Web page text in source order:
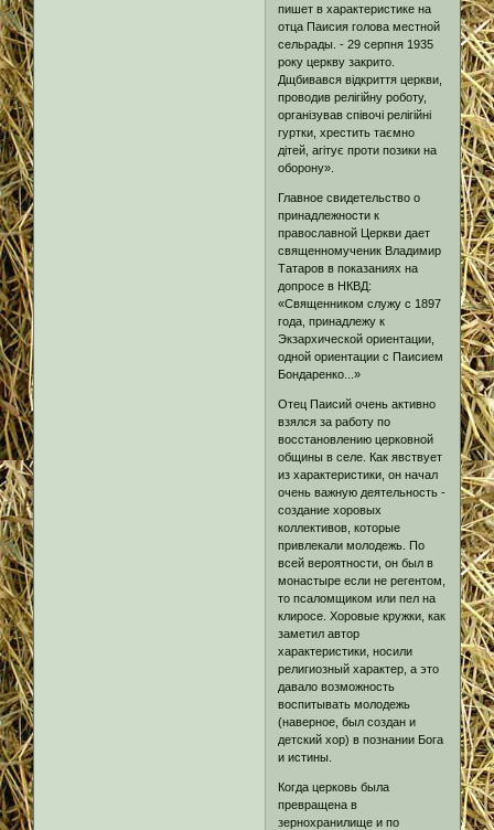
пишет в характеристике на
отца Паисия голова местной
сельрады. - 29 серпня 1935
року церкву закрито.
Дщбивався відкриття церкви,
проводив релігійну роботу,
організував співочі релігійні
гуртки, хрестить таємно
дітей, агітує проти позики на
оборону».
Главное свидетельство о
принадлежности к
православной Церкви дает
священномученик Владимир
Татаров в показаниях на
допросе в НКВД:
«Священником служу с 1897
года, принадлежу к
Экзархической ориентации,
одной ориентации с Паисием
Бондаренко...»
Отец Паисий очень активно
взялся за работу по
восстановлению церковной
общины в селе. Как явствует
из характеристики, он начал
очень важную деятельность -
создание хоровых
коллективов, которые
привлекали молодежь. По
всей вероятности, он был в
монастыре если не регентом,
то псаломщиком или пел на
клиросе. Хоровые кружки, как
заметил автор
характеристики, носили
религиозный характер, а это
давало возможность
воспитывать молодежь
(наверное, был создан и
детский хор) в познании Бога
и истины.
Когда церковь была
превращена в
зернохранилище и по